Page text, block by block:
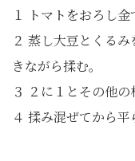
１ トマトをおろし金
２ 蒸し大豆とくる
きながら揉む。
３ ２に１とその他の
４ 揉み混ぜてから平